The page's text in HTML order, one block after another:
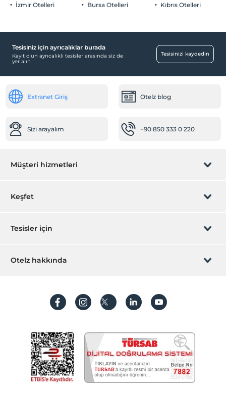
Çalışma Alanları
Ulaşım
Resepsiyon Hizmetleri
Emanet kasası
Hızlı check-in/check-out
İzmir Otelleri Bursa Otelleri Kıbrıs Otelleri
Tesisiniz için ayrıcalıklar burada
Kayıt olun ayrıcalıklı tesisler arasında siz de
yer alın
Tesisinizi kaydedin
Extranet Giriş Otelz blog
Sizi arayalım +90 850 333 0 220
Müşteri hizmetleri
Rezervasyon yönet
Sıkça sorulan sorular
İşlem rehberi
Keşfet
Hediye Kart
Hesap oluştur
Tesisler için
Hemen tesisinizi ekleyin
Otelz hakkında
Koşullar ve şartlar
Aydınlatma metni